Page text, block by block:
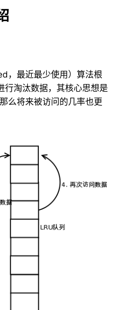
，最近最少使用）算法根
行淘汰数据，其核心思想是
么将来被访问的几率也更